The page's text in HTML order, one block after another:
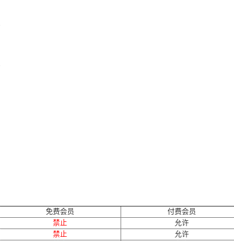
免费会员
付费会员
禁止
允许
禁止
允许